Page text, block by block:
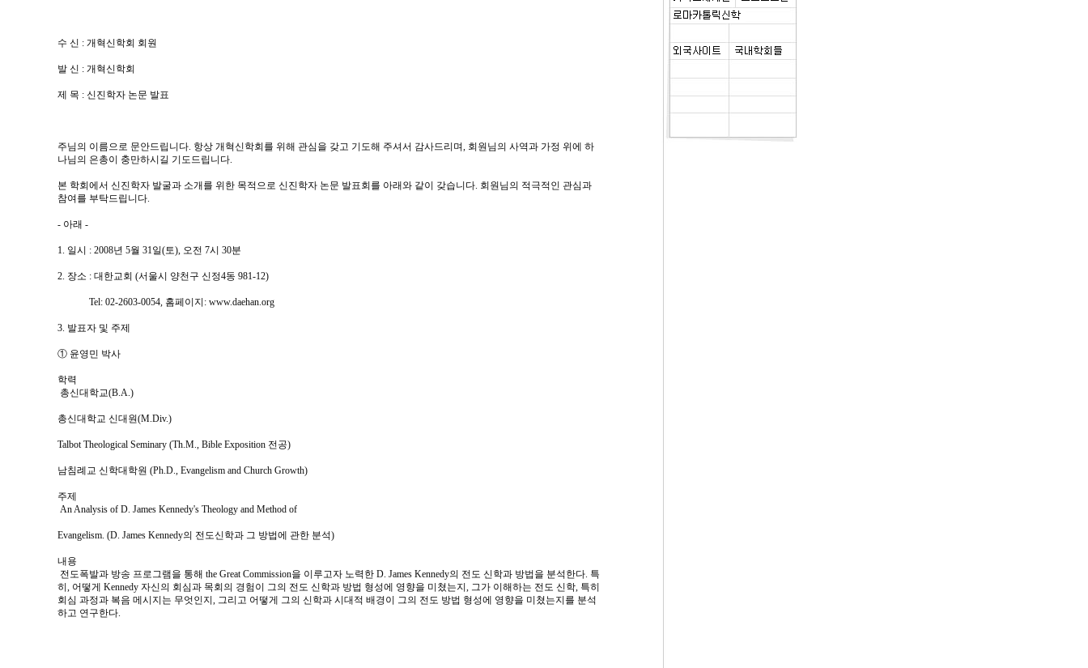
수 신 : 개혁신학회 회원
발 신 : 개혁신학회
제 목 : 신진학자 논문 발표
주님의 이름으로 문안드립니다. 항상 개혁신학회를 위해 관심을 갖고 기도해 주셔서 감사드리며, 회원님의 사역과 가정 위에 하
나님의 은총이 충만하시길 기도드립니다.
본 학회에서 신진학자 발굴과 소개를 위한 목적으로 신진학자 논문 발표회를 아래와 같이 갖습니다. 회원님의 적극적인 관심과
참여를 부탁드립니다.
- 아래 -
1. 일시 : 2008년 5월 31일(토), 오전 7시 30분
2. 장소 : 대한교회 (서울시 양천구 신정4동 981-12)
Tel: 02-2603-0054, 홈페이지: www.daehan.org
3. 발표자 및 주제
① 윤영민 박사
학력
총신대학교(B.A.)
총신대학교 신대원(M.Div.)
Talbot Theological Seminary (Th.M., Bible Exposition 전공)
남침례교 신학대학원 (Ph.D., Evangelism and Church Growth)
주제
An Analysis of D. James Kennedy's Theology and Method of
Evangelism. (D. James Kennedy의 전도신학과 그 방법에 관한 분석)
내용
전도폭발과 방송 프로그램을 통해 the Great Commission을 이루고자 노력한 D. James Kennedy의 전도 신학과 방법을 분석한다. 특
히, 어떻게 Kennedy 자신의 회심과 목회의 경험이 그의 전도 신학과 방법 형성에 영향을 미쳤는지, 그가 이해하는 전도 신학, 특히
회심 과정과 복음 메시지는 무엇인지, 그리고 어떻게 그의 신학과 시대적 배경이 그의 전도 방법 형성에 영향을 미쳤는지를 분석
하고 연구한다.